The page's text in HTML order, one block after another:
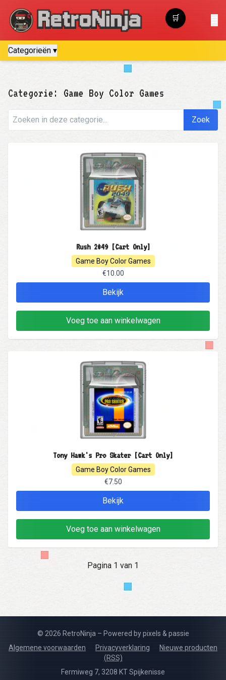
Categorieën ▾
🛒
Winkelwagen
Categorie: Game Boy Color Games
Zoek
Rush 2049 [Cart Only]
Game Boy Color Games
€10.00
Bekijk
Voeg toe aan winkelwagen
Tony Hawk's Pro Skater [Cart Only]
Game Boy Color Games
€7.50
Bekijk
Voeg toe aan winkelwagen
Pagina 1 van 1
© 2026 RetroNinja – Powered by pixels & passie
Algemene voorwaarden
Privacyverklaring
Nieuwe producten
(RSS)
Fermiweg 7, 3208 KT Spijkenisse